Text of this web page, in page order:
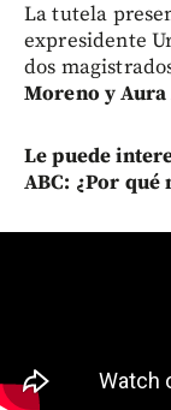
La tutela
expresidente
dos
Moreno y
Le puede
ABC: ¿Por